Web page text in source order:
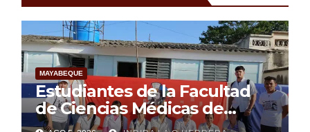
MAYABEQUE
Estudiantes de la Facultad
de Ciencias Médicas de
Mayabeque realizan